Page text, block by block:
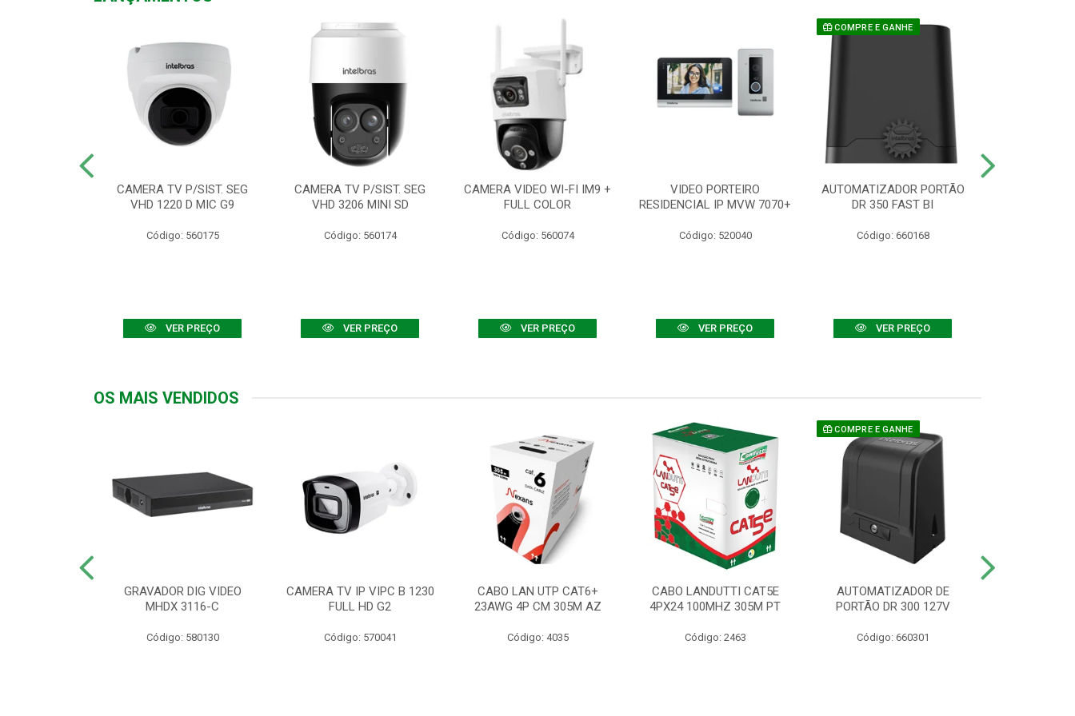
CAMERA TV P/SIST. SEG
VHD 1220 D MIC G9
Código: 560175
VER PREÇO
CAMERA TV P/SIST. SEG
VHD 3206 MINI SD
Código: 560174
VER PREÇO
CAMERA VIDEO WI-FI IM9 +
FULL COLOR
Código: 560074
VER PREÇO
VIDEO PORTEIRO
RESIDENCIAL IP MVW 7070+
Código: 520040
VER PREÇO
COMPRE E GANHE
AUTOMATIZADOR PORTÃO
DR 350 FAST BI
Código: 660168
VER PREÇO
OS MAIS VENDIDOS
GRAVADOR DIG VIDEO
MHDX 3116-C
Código: 580130
CAMERA TV IP VIPC B 1230
FULL HD G2
Código: 570041
CABO LAN UTP CAT6+
23AWG 4P CM 305M AZ
Código: 4035
CABO LANDUTTI CAT5E
4PX24 100MHZ 305M PT
Código: 2463
COMPRE E GANHE
AUTOMATIZADOR DE
PORTÃO DR 300 127V
Código: 660301